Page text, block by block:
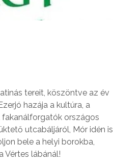
tereit, köszöntve az év
hazája a kultúra, a
országos
utcabáljáról, Mór idén is
bele a helyi borokba,
Vértes lábánál!